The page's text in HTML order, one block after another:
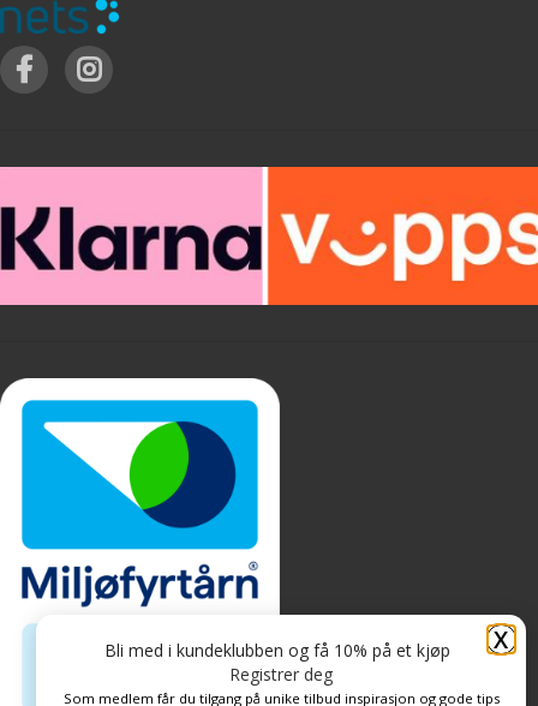
X
Bli med i kundeklubben og få 10% på et kjøp
Registrer deg
Som medlem får du tilgang på unike tilbud inspirasjon og gode tips